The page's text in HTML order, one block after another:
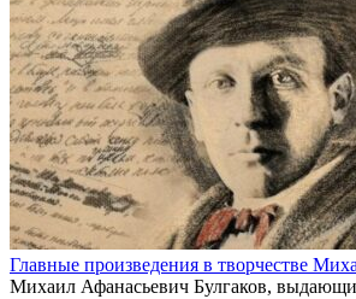
Главные произведения в творчестве
Михаил Афанасьевич Булгаков,